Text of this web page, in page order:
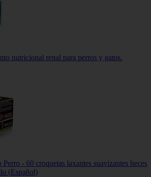
nutricional renal para perros y gatos.
- 60 croquetas laxantes suavizantes heces
(Español)